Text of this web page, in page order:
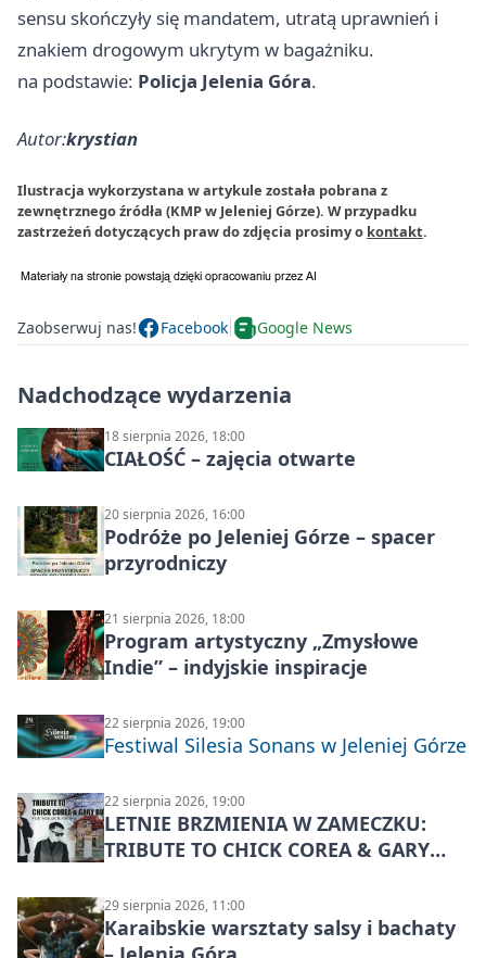
sensu skończyły się mandatem, utratą uprawnień i
znakiem drogowym ukrytym w bagażniku.
na podstawie: Policja Jelenia Góra.
Autor:krystian
Ilustracja wykorzystana w artykule została pobrana z
zewnętrznego źródła (KMP w Jeleniej Górze). W przypadku
zastrzeżeń dotyczących praw do zdjęcia prosimy o kontakt.
Zaobserwuj nas! Facebook Google News
Nadchodzące wydarzenia
18 sierpnia 2026, 18:00
CIAŁOŚĆ – zajęcia otwarte
20 sierpnia 2026, 16:00
Podróże po Jeleniej Górze – spacer
przyrodniczy
21 sierpnia 2026, 18:00
Program artystyczny „Zmysłowe
Indie” – indyjskie inspiracje
22 sierpnia 2026, 19:00
Festiwal Silesia Sonans w Jeleniej Górze
22 sierpnia 2026, 19:00
LETNIE BRZMIENIA W ZAMECZKU:
TRIBUTE TO CHICK COREA & GARY
29 sierpnia 2026, 11:00
Karaibskie warsztaty salsy i bachaty